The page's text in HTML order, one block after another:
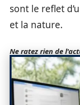
sont le reflet
et la nature.
Ne ratez rien de